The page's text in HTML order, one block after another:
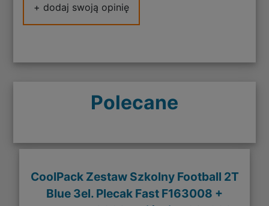
+ dodaj swoją opinię
Polecane
CoolPack Zestaw Szkolny Football 2T
Blue 3el. Plecak Fast F163008 +